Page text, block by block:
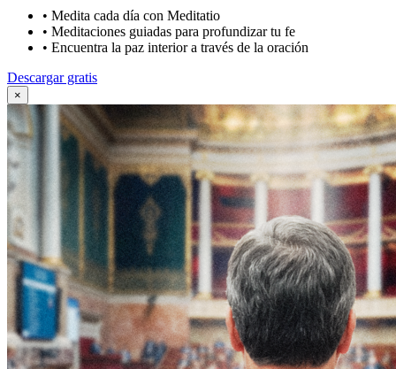
• Medita cada día con Meditatio
• Meditaciones guiadas para profundizar tu fe
• Encuentra la paz interior a través de la oración
Descargar gratis
×